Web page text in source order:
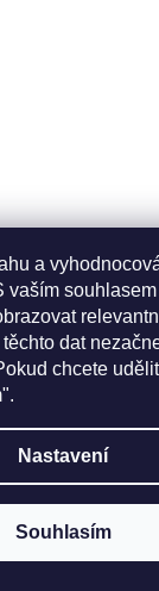
a
vaším
dat
chcete
Nastavení
Souhlasím
Vytvořil Shoptet
climbing.